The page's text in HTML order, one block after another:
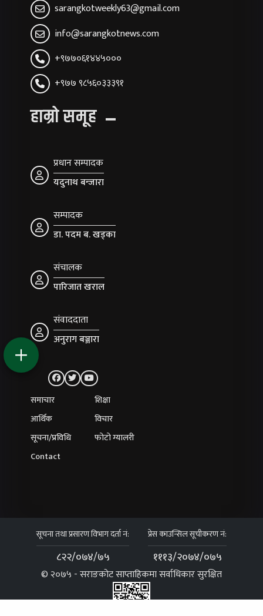
sarangkotweekly63@gmail.com
info@sarangkotnews.com
+९७७०६१४४५०००
+९७७ ९८५६०३३३९१
हाम्रो समूह
प्रधान सम्पादक
यदुनाथ बन्जारा
सम्पादक
डा. पदम ब. खड्का
संचालक
पारिजात खराल
संवाददाता
अनुराग बञ्जारा
समाचार
शिक्षा
आर्थिक
विचार
सूचना/प्रविधि
फोटो ग्यालरी
Contact
सूचना तथा प्रसारण विभाग दर्ता नं:
८२२/०७४/७५
प्रेस काउन्सिल सूचीकरण नं:
१११३/२०७४/०७५
© २०७५ - सराङकोट साप्ताहिकमा सर्वाधिकार सुरक्षित